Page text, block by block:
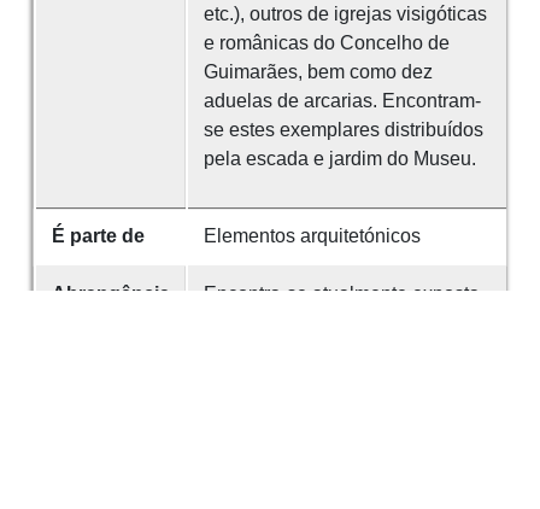
etc.), outros de igrejas visigóticas
e românicas do Concelho de
Guimarães, bem como dez
aduelas de arcarias. Encontram-
se estes exemplares distribuídos
pela escada e jardim do Museu.
É parte de Elementos arquitetónicos
Abrangência
Encontra-se atualmente exposta